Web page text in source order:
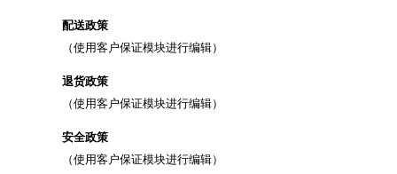
配送政策
（使用客户保证模块进行编辑）
退货政策
（使用客户保证模块进行编辑）
安全政策
（使用客户保证模块进行编辑）
添加至愿望清单
((title))
((label))
登录
您需要登录才能将产品保存在您的心愿单中。